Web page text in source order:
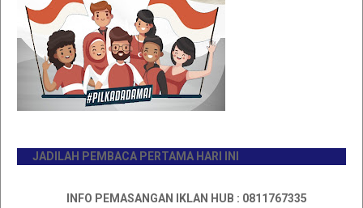
JADILAH PEMBACA PERTAMA HARI INI
INFO PEMASANGAN IKLAN HUB : 0811767335